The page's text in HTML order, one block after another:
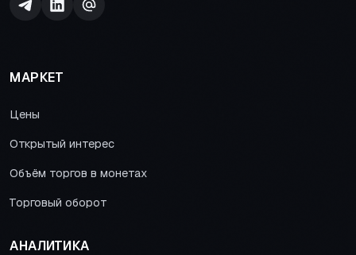
МАРКЕТ
Цены
Открытый интерес
Объём торгов в монетах
Торговый оборот
АНАЛИТИКА